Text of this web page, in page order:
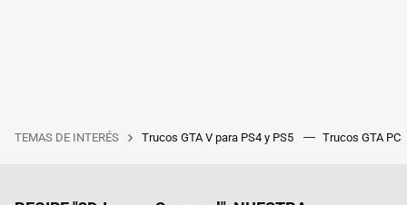
TEMAS DE INTERÉS Trucos GTA V para PS4 y PS5 Trucos GTA PC